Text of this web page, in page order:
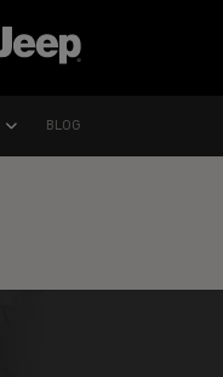
BLOG